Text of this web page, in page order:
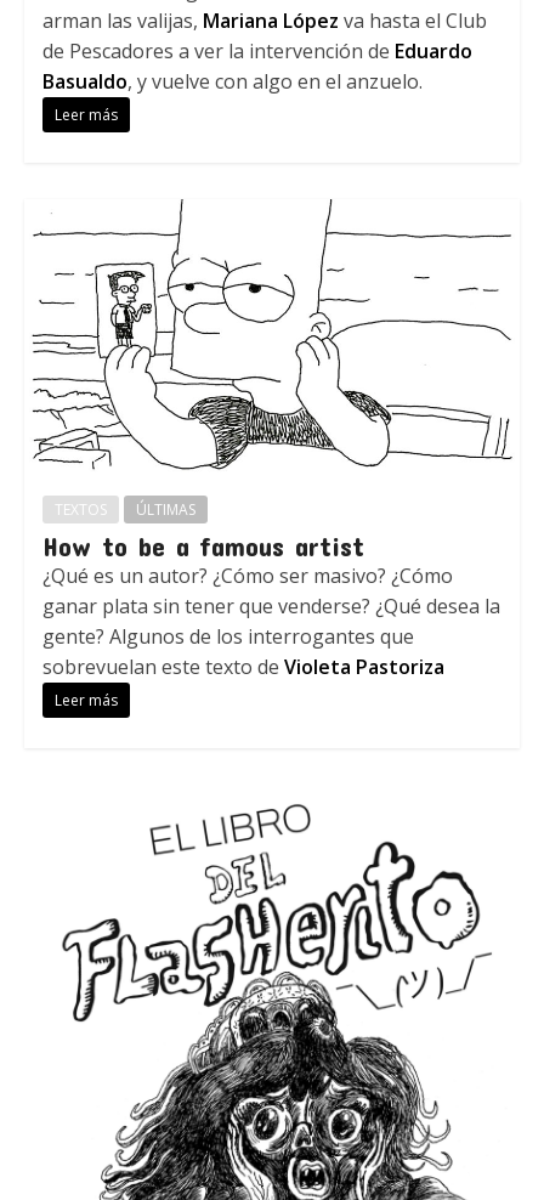
arman las valijas, Mariana López va hasta el Club
de Pescadores a ver la intervención de Eduardo
Basualdo, y vuelve con algo en el anzuelo.
Leer más
TEXTOS ÚLTIMAS
How to be a famous artist
¿Qué es un autor? ¿Cómo ser masivo? ¿Cómo
ganar plata sin tener que venderse? ¿Qué desea la
gente? Algunos de los interrogantes que
sobrevuelan este texto de Violeta Pastoriza
Leer más